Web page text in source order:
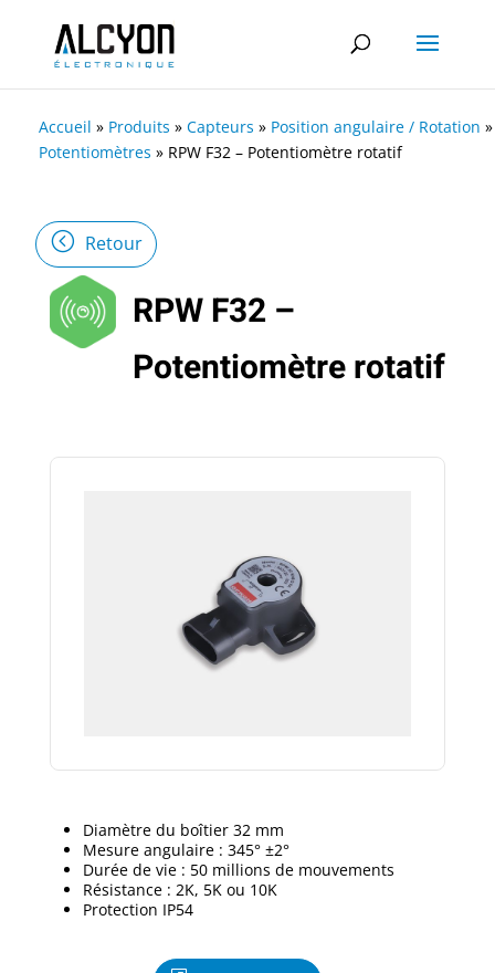
Accueil » Produits » Capteurs » Position angulaire / Rotation »
Potentiomètres » RPW F32 – Potentiomètre rotatif
Retour
RPW F32 –
Potentiomètre rotatif
Diamètre du boîtier 32 mm
Mesure angulaire : 345° ±2°
Durée de vie : 50 millions de mouvements
Résistance : 2K, 5K ou 10K
Protection IP54